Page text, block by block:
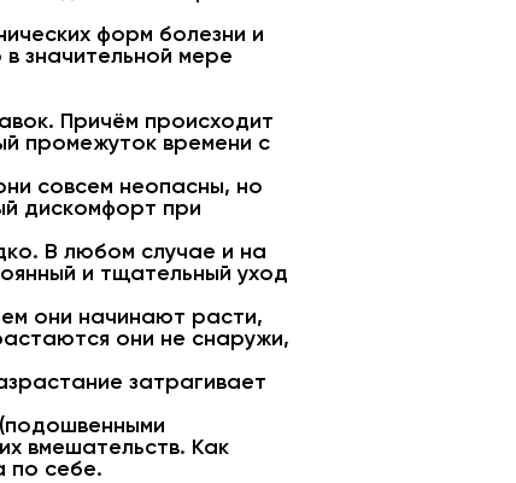
форм болезни и
значительной мере
Причём происходит
промежуток времени с
совсем неопасны, но
дискомфорт при
В любом случае и на
и тщательный уход
они начинают расти,
они не снаружи,
затрагивает
вмешательств. Как
по себе.